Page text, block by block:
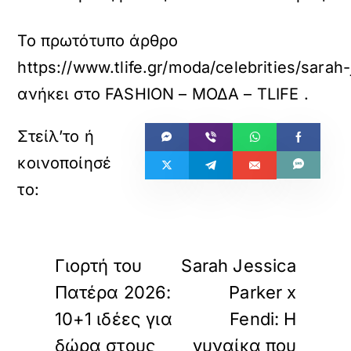
Το πρωτότυπο άρθρο
https://www.tlife.gr/moda/celebrities/
ανήκει στο FASHION – ΜΟΔΑ – TLIFE .
Γιορτή του
Πατέρα 2026:
10+1 ιδέες για
δώρα στους
Sarah Jessica
Parker x
Fendi: Η
γυναίκα που